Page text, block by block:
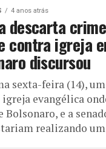
4 anos atrás
descarta
contra igreja
discursou
sexta-feira (14),
igreja evangélica
Bolsonaro, e a
realizando